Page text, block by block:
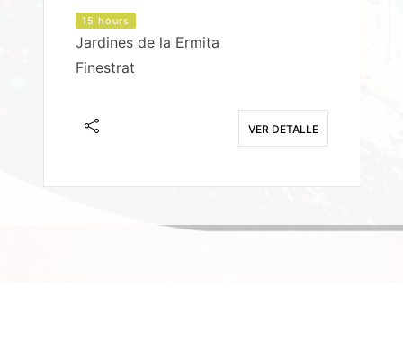
15 hours
Jardines de la Ermita
Finestrat
VER DETALLE